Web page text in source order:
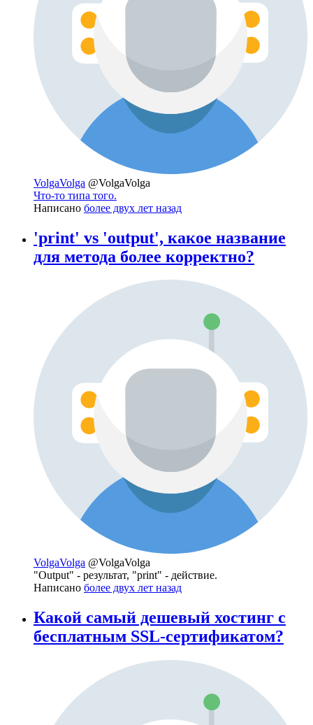
VolgaVolga @VolgaVolga
Что-то типа того.
Написано более двух лет назад
'print' vs 'output', какое название
для метода более корректно?
VolgaVolga @VolgaVolga
"Output" - результат, "print" - действие.
Написано более двух лет назад
Какой самый дешевый хостинг с
бесплатным SSL-сертификатом?